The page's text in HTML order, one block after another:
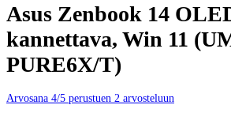
Asus Zenbook 14
kannettava, Win 11
PURE6X/T)
Arvosana 4/5 perustuen 2 arvosteluun